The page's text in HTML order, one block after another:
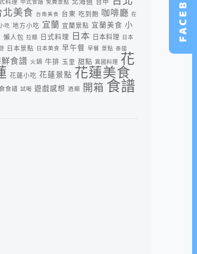
料理 中式食譜 免費景點 台中
北美食 台南美食 台東 吃到飽 咖啡廳 在
吃 地方小吃 宜蘭 宜蘭景點 宜蘭美食 小
懶人包 拉麵 日式料理 日本 日本料理
日本
日本景點 日本美食 早午餐 早餐 景點 泰國
鮮食譜 火鍋 牛排 玉里 甜點 異國料理 花
花蓮小吃 花蓮景點 花蓮美食
食譜 試喝 遊戲感想 酒類 開箱 食譜